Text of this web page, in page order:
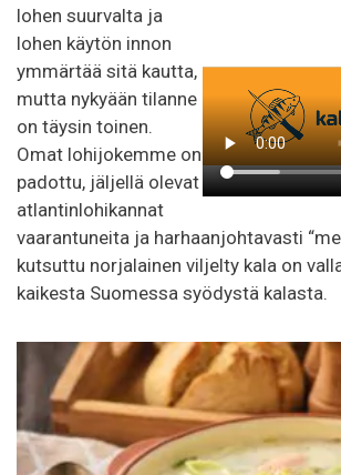
lohen suurvalta ja
lohen käytön innon
ymmärtää sitä kautta,
mutta nykyään tilanne
on täysin toinen.
Omat lohijokemme on
padottu, jäljellä olevat
atlantinlohikannat
vaarantuneita ja harhaanjohtavasti
kutsuttu norjalainen viljelty kala on
kaikesta Suomessa syödystä kalasta.